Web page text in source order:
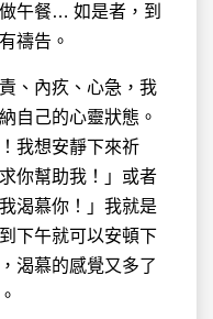
午餐… 如是者，到
禱告。
、內疚、心急，我
自己的心靈狀態。
我想安靜下來祈
你幫助我！」或者
渴慕你！」我就是
下午就可以安頓下
渴慕的感覺又多了